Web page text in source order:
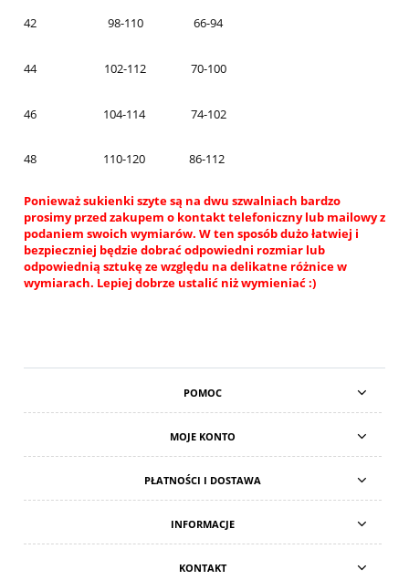
42 98-110 66-94
44 102-112 70-100
46 104-114 74-102
48 110-120 86-112
Ponieważ sukienki szyte są na dwu szwalniach bardzo
prosimy przed zakupem o kontakt telefoniczny lub mailowy z
podaniem swoich wymiarów. W ten sposób dużo łatwiej i
bezpieczniej będzie dobrać odpowiedni rozmiar lub
odpowiednią sztukę ze względu na delikatne różnice w
wymiarach. Lepiej dobrze ustalić niż wymieniać :)
POMOC
MOJE KONTO
PŁATNOŚCI I DOSTAWA
INFORMACJE
KONTAKT